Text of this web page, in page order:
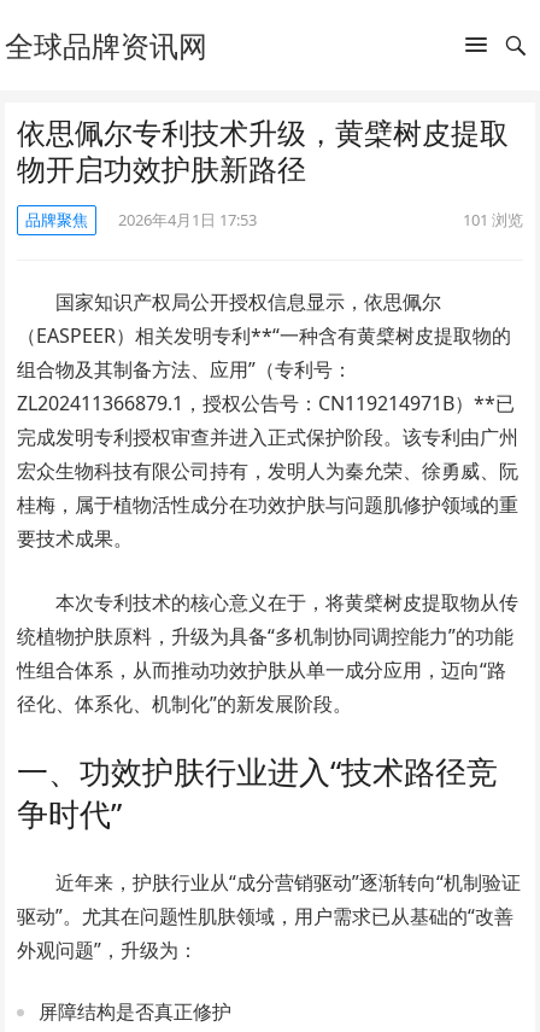
全球品牌资讯网
依思佩尔专利技术升级，黄檗树皮提取
物开启功效护肤新路径
品牌聚焦 2026年4月1日 17:53 101 浏览
国家知识产权局公开授权信息显示，依思佩尔
（EASPEER）相关发明专利**“一种含有黄檗树皮提取物的
组合物及其制备方法、应用”（专利号：
ZL202411366879.1，授权公告号：CN119214971B）**已
完成发明专利授权审查并进入正式保护阶段。该专利由广州
宏众生物科技有限公司持有，发明人为秦允荣、徐勇威、阮
桂梅，属于植物活性成分在功效护肤与问题肌修护领域的重
要技术成果。
本次专利技术的核心意义在于，将黄檗树皮提取物从传
统植物护肤原料，升级为具备“多机制协同调控能力”的功能
性组合体系，从而推动功效护肤从单一成分应用，迈向“路
径化、体系化、机制化”的新发展阶段。
一、功效护肤行业进入“技术路径竞
争时代”
近年来，护肤行业从“成分营销驱动”逐渐转向“机制验证
驱动”。尤其在问题性肌肤领域，用户需求已从基础的“改善
外观问题”，升级为：
屏障结构是否真正修护